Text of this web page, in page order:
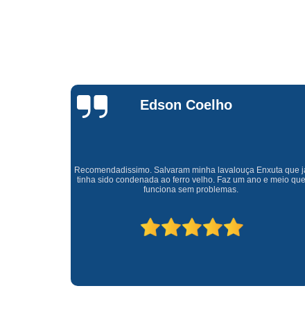
Waldirene
Monteiro
Uma empresa á 41 anos no mercado que sempre valoriza o
cliente ótimo atendimento com garantia de todos o serviços.